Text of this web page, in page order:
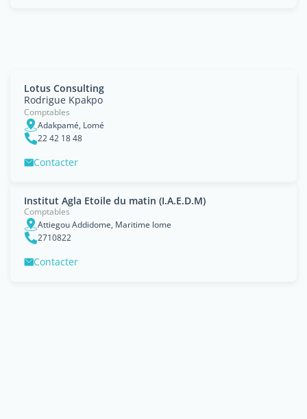
Lotus Consulting
Rodrigue Kpakpo
Comptables
Adakpamé, Lomé
22 42 18 48
Contacter
Institut Agla Etoile du matin (I.A.E.D.M)
Comptables
Attiegou Addidome, Maritime lome
2710822
Contacter